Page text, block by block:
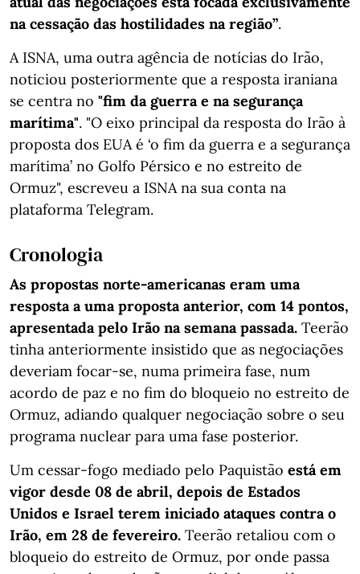
na cessação das hostilidades na região”.
A ISNA, uma outra agência de notícias do Irão,
noticiou posteriormente que a resposta iraniana
se centra no "fim da guerra e na segurança
marítima". "O eixo principal da resposta do Irão à
proposta dos EUA é ‘o fim da guerra e a segurança
marítima’ no Golfo Pérsico e no estreito de
Ormuz", escreveu a ISNA na sua conta na
plataforma Telegram.
Cronologia
As propostas norte-americanas eram uma
resposta a uma proposta anterior, com 14 pontos,
apresentada pelo Irão na semana passada. Teerão
tinha anteriormente insistido que as negociações
deveriam focar-se, numa primeira fase, num
acordo de paz e no fim do bloqueio no estreito de
Ormuz, adiando qualquer negociação sobre o seu
programa nuclear para uma fase posterior.
Um cessar-fogo mediado pelo Paquistão está em
vigor desde 08 de abril, depois de Estados
Unidos e Israel terem iniciado ataques contra o
Irão, em 28 de fevereiro. Teerão retaliou com o
bloqueio do estreito de Ormuz, por onde passa